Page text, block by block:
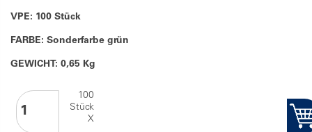
VPE: 100 Stück
FARBE: Sonderfarbe grün
GEWICHT: 0,65 Kg
100
Stück
X